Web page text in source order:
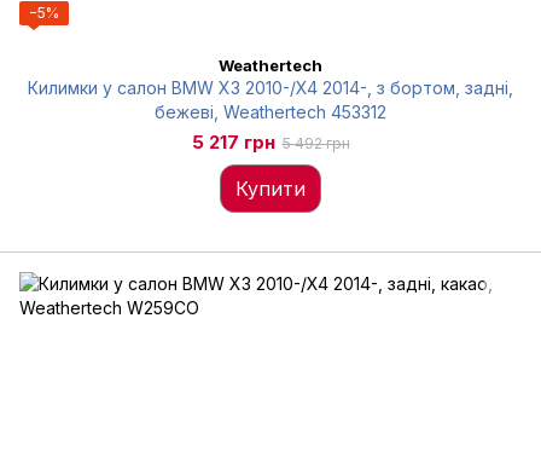
−5%
Weathertech
Килимки у салон BMW X3 2010-/X4 2014-, з бортом, задні,
бежеві, Weathertech 453312
5 217 грн 5 492 грн
Купити